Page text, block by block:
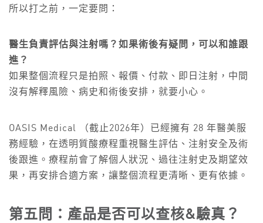
所以打之前，一定要問：
醫生負責評估與注射嗎？如果術後有疑問，可以和誰跟
進？
如果整個流程只是拍照、報價、付款、即日注射，中間
沒有解釋風險、病史和術後安排，就要小心。
OASIS Medical （截止2026年）已經擁有 28 年醫美服
務經驗，在透明質酸療程重視醫生評估、注射安全及術
後跟進。療程前會了解個人狀況、過往注射史及期望效
果，再安排合適方案，讓整個流程更清晰、更有依據。
第五問：產品是否可以查核&驗真？